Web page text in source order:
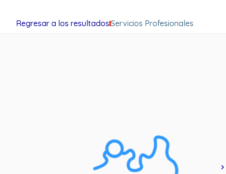
Regresar a los resultadosServicios Profesionales